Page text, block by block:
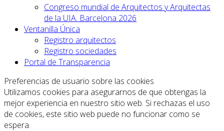
Congreso mundial de Arquitectos y Arquitectas
de la UIA. Barcelona 2026
Ventanilla Única
Registro arquitectos
Registro sociedades
Portal de Transparencia
Preferencias de usuario sobre las cookies
Utilizamos cookies para asegurarnos de que obtengas la
mejor experiencia en nuestro sitio web. Si rechazas el uso
de cookies, este sitio web puede no funcionar como se
espera.